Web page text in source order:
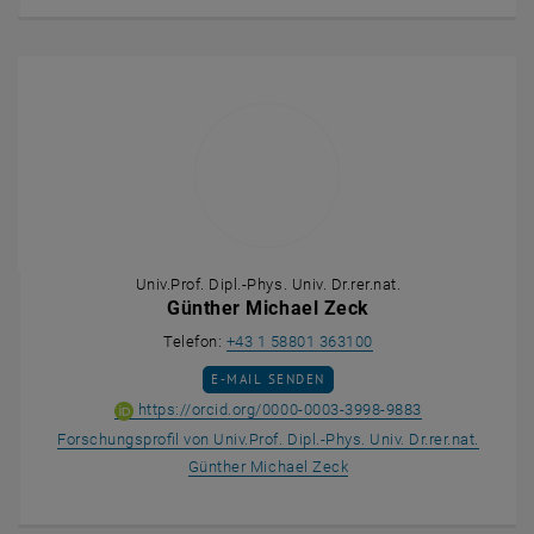
Univ.Prof. Dipl.-Phys. Univ. Dr.rer.nat.
Günther Michael Zeck
Telefon: +43 1 58801 363100Günther Michael
E-MAIL AN GÜNTHER MICHAEL ZECK SENDEN
E-MAIL SENDEN
https://orcid.org/0000-0003-3998-9883ORCID iD von
, öffnet eine
Forschungsprofil von Univ.Prof. Dipl.-Phys. Univ. Dr.rer.nat.
Günther Michael Zeck, öffnet eine externe URL